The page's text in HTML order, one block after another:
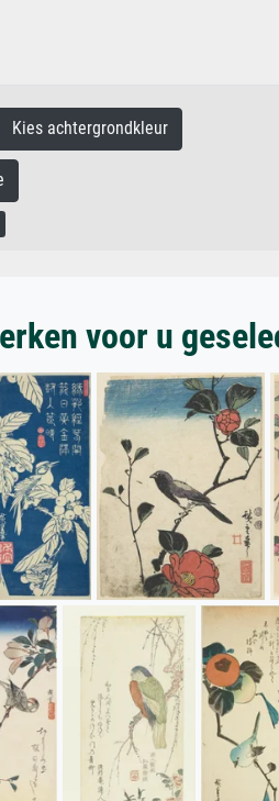
Kies achtergrondkleur
voor u